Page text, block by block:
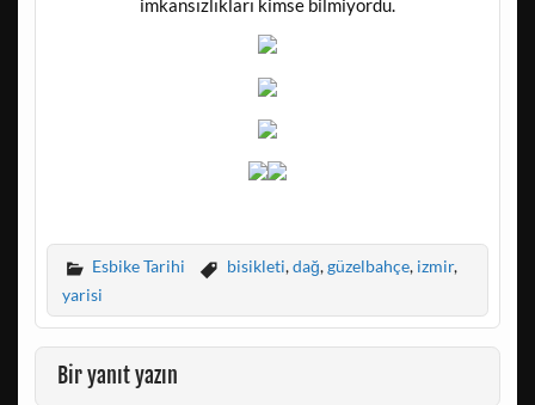
imkansızlıkları kimse bilmiyordu.
Esbike Tarihi bisikleti,dağ,güzelbahçe, izmir,
yarisi
Bir yanıt yazın